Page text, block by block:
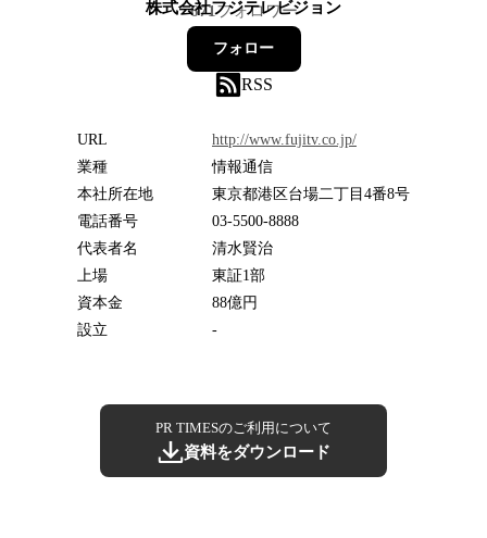
株式会社フジテレビジョン
671フォロワー
フォロー
RSS
URL
http://www.fujitv.co.jp/
業種
情報通信
本社所在地
東京都港区台場二丁目4番8号
電話番号
03-5500-8888
代表者名
清水賢治
上場
東証1部
資本金
88億円
設立
-
PR TIMESのご利用について
資料をダウンロード